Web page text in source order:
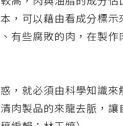
高，肉與油脂的成分
，可以藉由看成分標
有些腐敗的肉，在製
，就必須由科學知識
肉製品的來龍去脈，